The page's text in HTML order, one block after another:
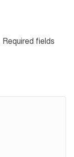
Required fields